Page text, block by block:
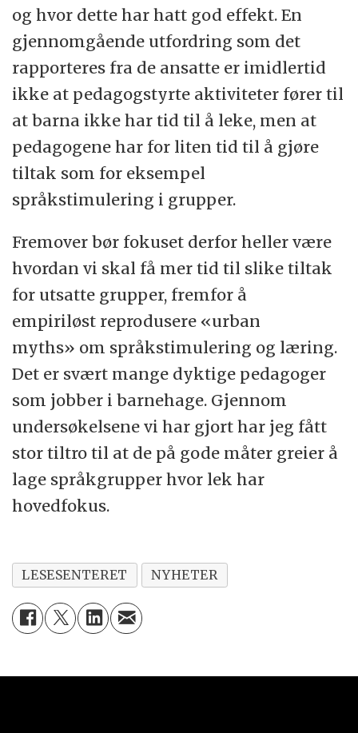
og hvor dette har hatt god effekt. En
gjennomgående utfordring som det
rapporteres fra de ansatte er imidlertid
ikke at pedagogstyrte aktiviteter fører til
at barna ikke har tid til å leke, men at
pedagogene har for liten tid til å gjøre
tiltak som for eksempel
språkstimulering i grupper.
Fremover bør fokuset derfor heller være
hvordan vi skal få mer tid til slike tiltak
for utsatte grupper, fremfor å
empiriløst reprodusere «urban
myths» om språkstimulering og læring.
Det er svært mange dyktige pedagoger
som jobber i barnehage. Gjennom
undersøkelsene vi har gjort har jeg fått
stor tiltro til at de på gode måter greier å
lage språkgrupper hvor lek har
hovedfokus.
LESESENTERET NYHETER